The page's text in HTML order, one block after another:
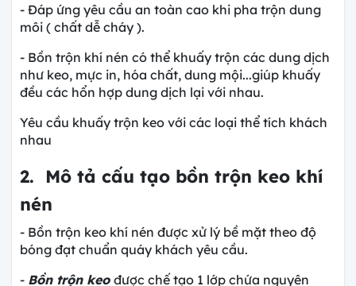
- Đáp ứng yêu cầu an toàn cao khi pha trộn dung
môi ( chất dễ cháy ).
- Bồn trộn khí nén có thể khuấy trộn các dung dịch
như keo, mực in, hóa chất, dung mội...giúp khuấy
đều các hổn hợp dung dịch lại với nhau.
Yêu cầu khuấy trộn keo với các loại thể tích khách
nhau
2. Mô tả cấu tạo bồn trộn keo khí
nén
- Bồn trộn keo khí nén được xử lý bề mặt theo độ
bóng đạt chuẩn quáy khách yêu cầu.
- Bồn trộn keo được chế tạo 1 lớp chứa nguyên